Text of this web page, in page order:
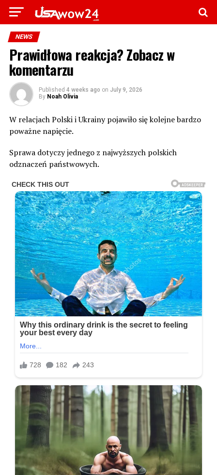
NEWS
Prawidłowa reakcja? Zobacz w
komentarzu
Published 4 weeks ago on July 9, 2026
By Noah Olivia
W relacjach Polski i Ukrainy pojawiło się kolejne bardzo
poważne napięcie.
Sprawa dotyczy jednego z najwyższych polskich
odznaczeń państwowych.